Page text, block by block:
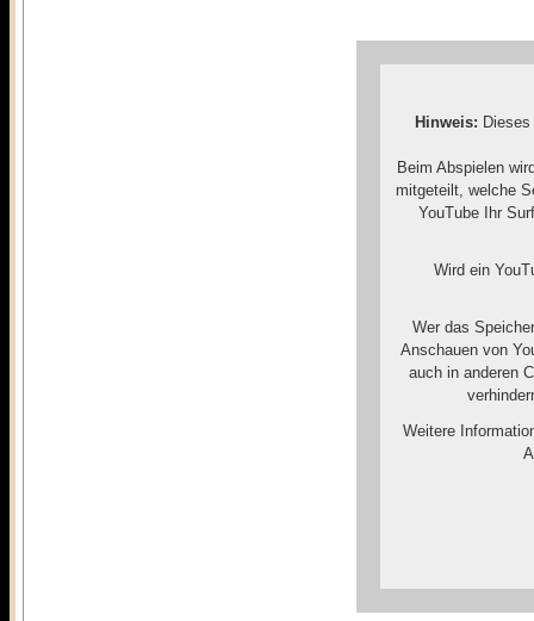
Hinweis:
Beim Abspielen
mitgeteilt, welche
YouTube Ihr
Wird ein
Wer das
Anschauen von
auch in anderen
Weitere